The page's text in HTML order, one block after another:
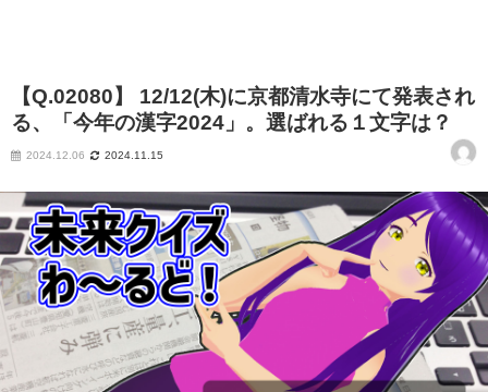
【Q.02080】 12/12(木)に京都清水寺にて発表され
る、「今年の漢字2024」。選ばれる１文字は？
2024.12.06 2024.11.15